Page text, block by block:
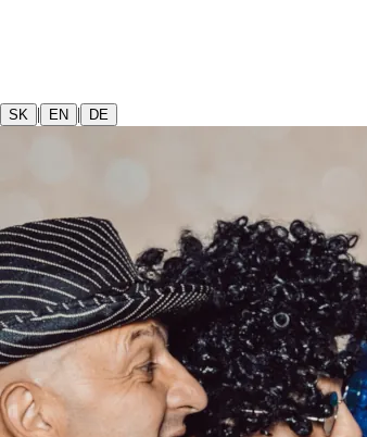
SK | EN | DE